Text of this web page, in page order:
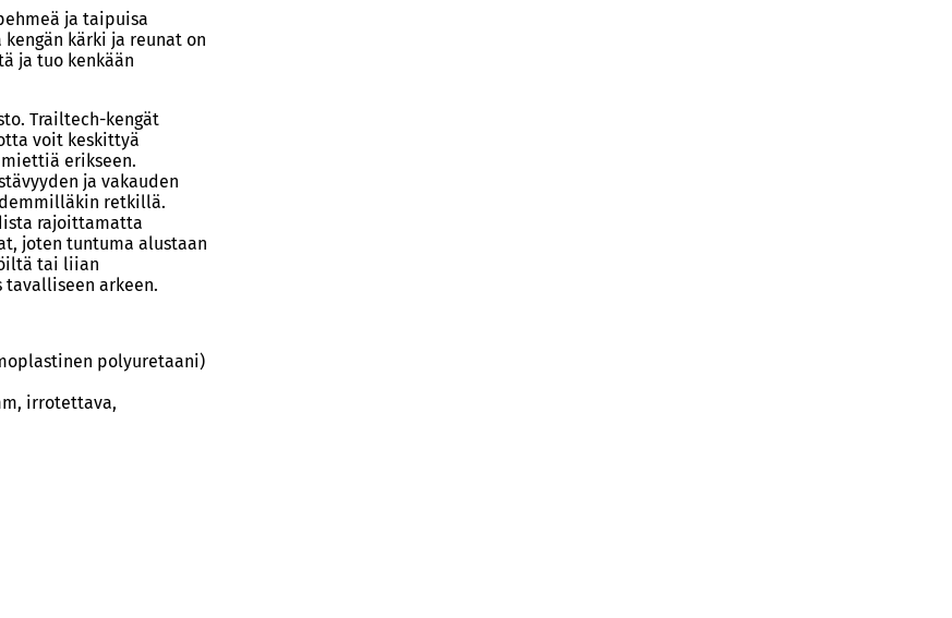
ja taipuisa
kärki ja reunat on
ja tuo kenkään
Trailtech-kengät
voit keskittyä
erikseen.
ja vakauden
retkillä.
rajoittamatta
joten tuntuma alustaan
tai liian
arkeen.
polyuretaani)
irrotettava,